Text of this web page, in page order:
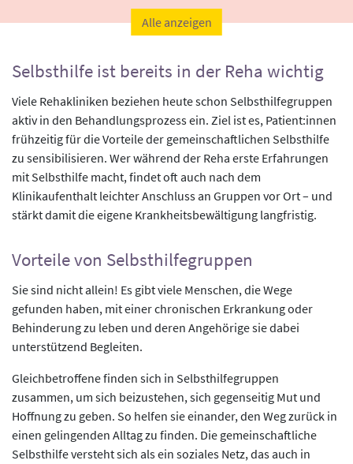
Alle anzeigen
Selbsthilfe ist bereits in der Reha wichtig
Viele Rehakliniken beziehen heute schon Selbsthilfegruppen
aktiv in den Behandlungsprozess ein. Ziel ist es, Patient:innen
frühzeitig für die Vorteile der gemeinschaftlichen Selbsthilfe
zu sensibilisieren. Wer während der Reha erste Erfahrungen
mit Selbsthilfe macht, findet oft auch nach dem
Klinikaufenthalt leichter Anschluss an Gruppen vor Ort – und
stärkt damit die eigene Krankheitsbewältigung langfristig.
Vorteile von Selbsthilfegruppen
Sie sind nicht allein! Es gibt viele Menschen, die Wege
gefunden haben, mit einer chronischen Erkrankung oder
Behinderung zu leben und deren Angehörige sie dabei
unterstützend Begleiten.
Gleichbetroffene finden sich in Selbsthilfegruppen
zusammen, um sich beizustehen, sich gegenseitig Mut und
Hoffnung zu geben. So helfen sie einander, den Weg zurück in
einen gelingenden Alltag zu finden. Die gemeinschaftliche
Selbsthilfe versteht sich als ein soziales Netz, das auch in